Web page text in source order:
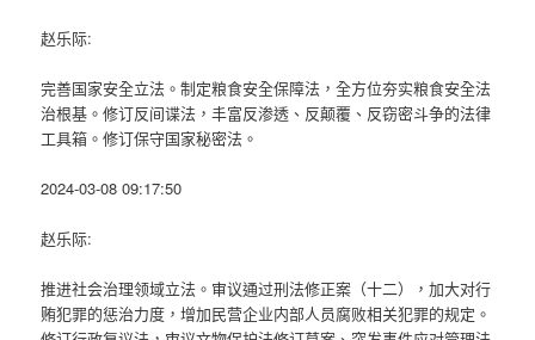
赵乐际:
完善国家安全立法。制定粮食安全保障法，全方位夯实粮食安全法
治根基。修订反间谍法，丰富反渗透、反颠覆、反窃密斗争的法律
工具箱。修订保守国家秘密法。
2024-03-08 09:17:50
赵乐际:
推进社会治理领域立法。审议通过刑法修正案（十二），加大对行
贿犯罪的惩治力度，增加民营企业内部人员腐败相关犯罪的规定。